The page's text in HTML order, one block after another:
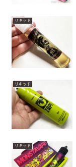
リキッド
リキッド
リキッド